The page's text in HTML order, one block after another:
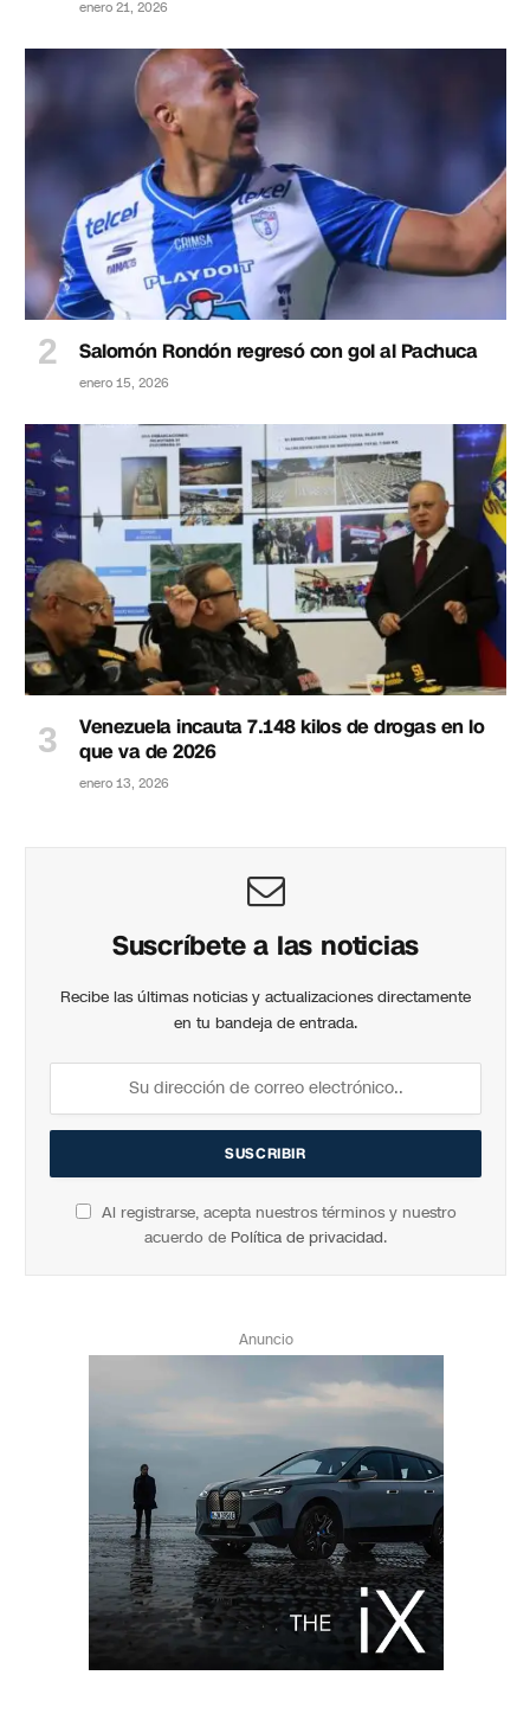
enero 21, 2026
Salomón Rondón regresó con gol al Pachuca
enero 15, 2026
Venezuela incauta 7.148 kilos de drogas en lo
que va de 2026
enero 13, 2026
Suscríbete a las noticias
Recibe las últimas noticias y actualizaciones directamente
en tu bandeja de entrada.
Al registrarse, acepta nuestros términos y nuestro
acuerdo de Política de privacidad.
Anuncio